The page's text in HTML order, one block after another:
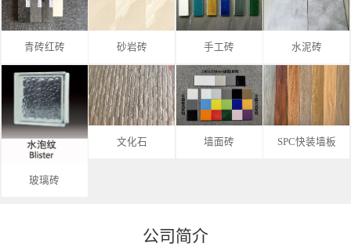
青砖红砖 砂岩砖 手工砖 水泥砖
玻璃砖
文化石 墙面砖 SPC快装墙板
公司简介